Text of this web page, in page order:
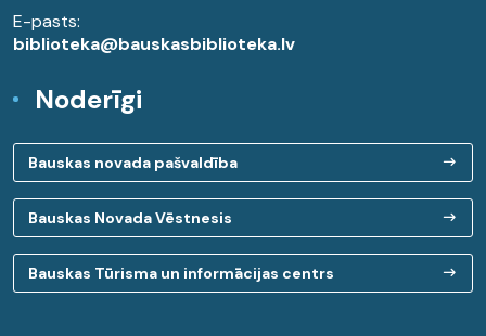
E-pasts:
biblioteka@bauskasbiblioteka.lv
Noderīgi
Bauskas novada pašvaldība
Bauskas Novada Vēstnesis
Bauskas Tūrisma un informācijas centrs